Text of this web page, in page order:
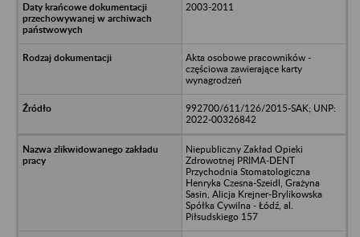
2003-2011
Akta osobowe pracowników -
częściowa zawierające karty
wynagrodzeń
992700/611/126/2015-SAK; UNP:
2022-00326842
Niepubliczny Zakład Opieki
Zdrowotnej PRIMA-DENT
Przychodnia Stomatologiczna
Henryka Czesna-Szeidl, Grażyna
Sasin, Alicja Krejner-Brylikowska
Spółka Cywilna - Łódź, al.
Piłsudskiego 157